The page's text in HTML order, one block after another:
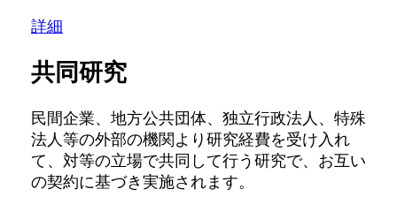
詳細
共同研究
民間企業、地方公共団体、独立行政法人、特殊
法人等の外部の機関より研究経費を受け入れ
て、対等の立場で共同して行う研究で、お互い
の契約に基づき実施されます。